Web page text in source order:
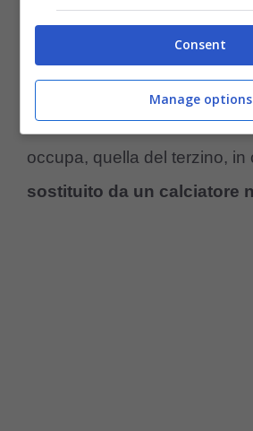
a Milanello. Certo,la scelta
dato che si
calciatori più identitari e bravi
attuale e anche per la zona
occupa, quella del terzino, in
sostituito da un calciatore
Consent
Manage options